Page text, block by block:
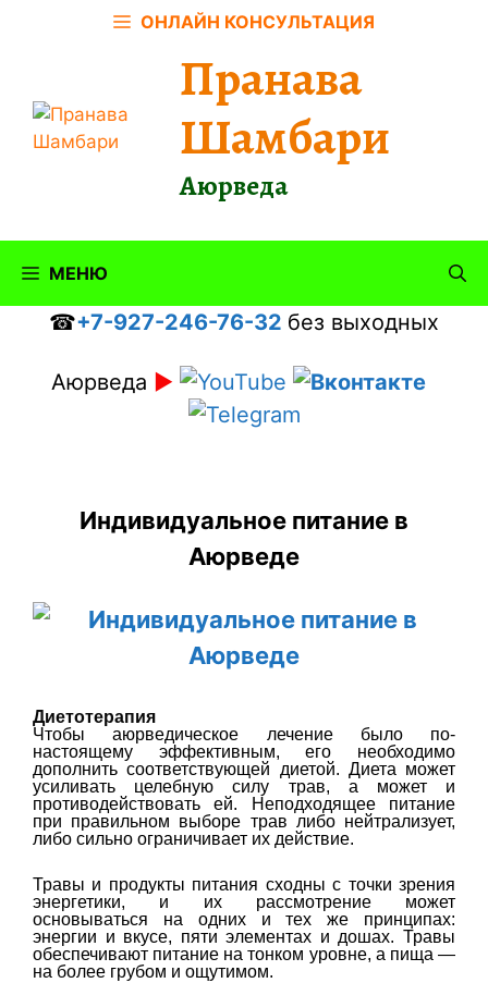
ОНЛАЙН КОНСУЛЬТАЦИЯ
Пранава
Шамбари
Аюрведа
МЕНЮ
☎+7-927-246-76-32 без выходных
Аюрведа ►
Индивидуальное питание в
Аюрведе
Диетотерапия
Чтобы аюрведическое лечение было по-
настоящему эффективным, его необходимо
дополнить соответствующей диетой. Диета может
усиливать целебную силу трав, а может и
противодействовать ей. Неподходящее питание
при правильном выборе трав либо нейтрализует,
либо сильно ограничивает их действие.
Травы и продукты питания сходны с точки зрения
энергетики, и их рассмотрение может
основываться на одних и тех же принципах:
энергии и вкусе, пяти элементах и дошах. Травы
обеспечивают питание на тонком уровне, а пища —
на более грубом и ощутимом.